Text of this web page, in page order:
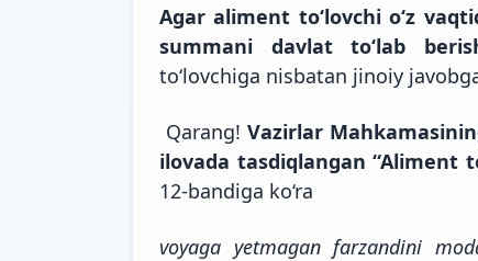
Agar aliment to‘lovchi o‘z
summani davlat to‘lab
to‘lovchiga nisbatan jinoiy
Qarang!Vazirlar
ilovada tasdiqlangan “Aliment
12-bandiga ko‘ra
voyaga yetmagan farzandini